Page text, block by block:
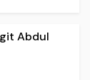
Abdul